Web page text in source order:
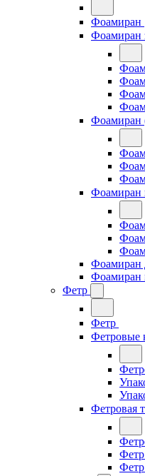
Фоамиран
Фоамиран
Фоамиран
Фоамиран
Фоамиран
Фоамиран
Фетр
Фетр
Фетровые
Фетровая